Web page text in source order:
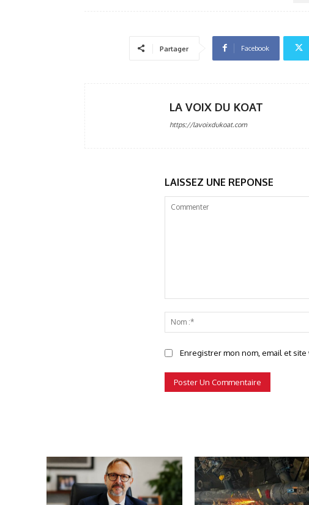
Partager Facebook
LA VOIX DU KOAT
https://lavoixdukoat.com
LAISSEZ UNE REPONSE
Enregistrer mon nom, email et